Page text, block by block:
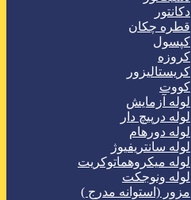
دکانتور
قطره چکان
کپسول
کروزه
کریستالیزور
کووت
لوله آزمایش
لوله درپیچ دار
لوله دورهام
لوله سانتریفیوژ
لوله میکروهماتوکریت
لوله ونوجکت
مزور (استوانه مدرج )